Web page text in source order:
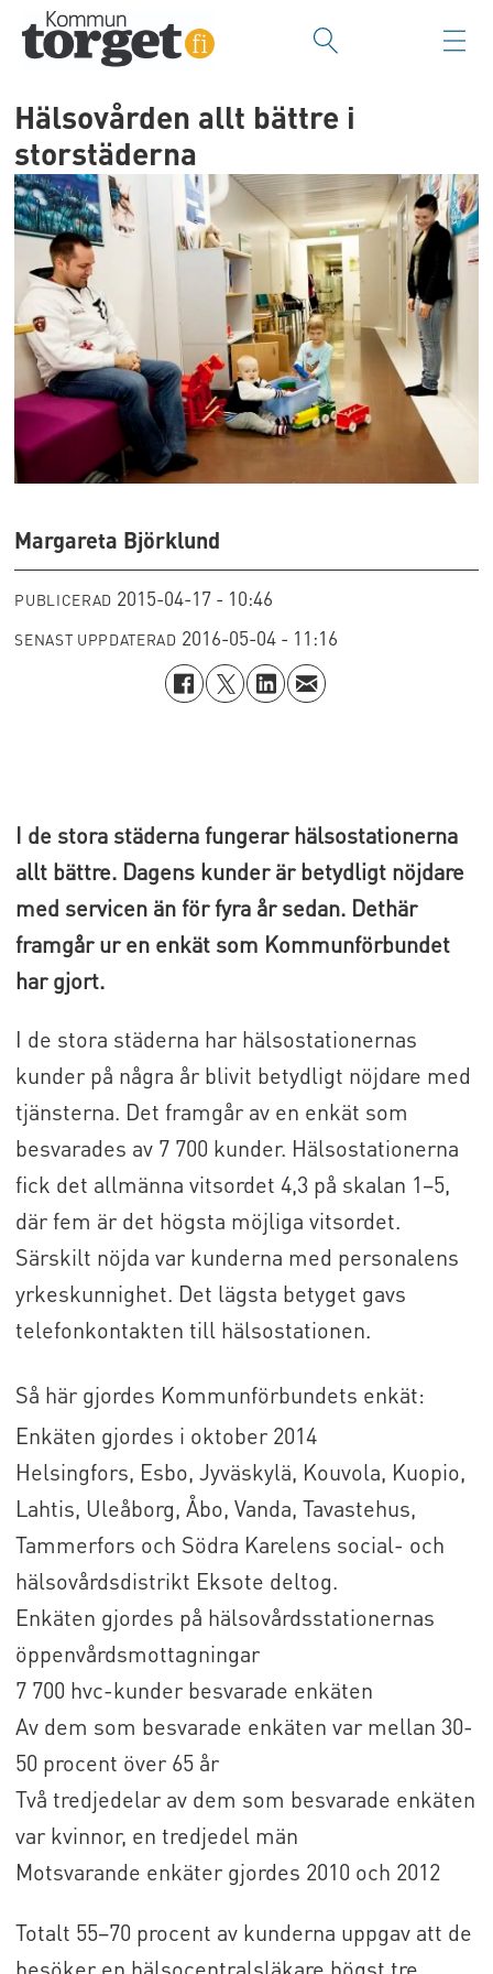
Hälsovården allt bättre i
storstäderna
Margareta Björklund
PUBLICERAD 2015-04-17 - 10:46
SENAST UPPDATERAD 2016-05-04 - 11:16
I de stora städerna fungerar hälsostationerna
allt bättre. Dagens kunder är betydligt nöjdare
med servicen än för fyra år sedan. Dethär
framgår ur en enkät som Kommunförbundet
har gjort.
I de stora städerna har hälsostationernas
kunder på några år blivit betydligt nöjdare med
tjänsterna. Det framgår av en enkät som
besvarades av 7 700 kunder. Hälsostationerna
fick det allmänna vitsordet 4,3 på skalan 1–5,
där fem är det högsta möjliga vitsordet.
Särskilt nöjda var kunderna med personalens
yrkeskunnighet. Det lägsta betyget gavs
telefonkontakten till hälsostationen.
Så här gjordes Kommunförbundets enkät:
Enkäten gjordes i oktober 2014
Helsingfors, Esbo, Jyväskylä, Kouvola, Kuopio,
Lahtis, Uleåborg, Åbo, Vanda, Tavastehus,
Tammerfors och Södra Karelens social- och
hälsovårdsdistrikt Eksote deltog.
Enkäten gjordes på hälsovårdsstationernas
öppenvårdsmottagningar
7 700 hvc-kunder besvarade enkäten
Av dem som besvarade enkäten var mellan 30-
50 procent över 65 år
Två tredjedelar av dem som besvarade enkäten
var kvinnor, en tredjedel män
Motsvarande enkäter gjordes 2010 och 2012
Totalt 55–70 procent av kunderna uppgav att de
besöker en hälsocentralsläkare högst tre